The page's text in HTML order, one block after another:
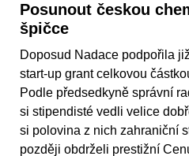
Posunout českou
špičce
Doposud Nadace podpořila
start-up grant celkovou
Podle předsedkyně správní
si stipendisté vedli velice
si polovina z nich zahraniční
později obdrželi prestižní